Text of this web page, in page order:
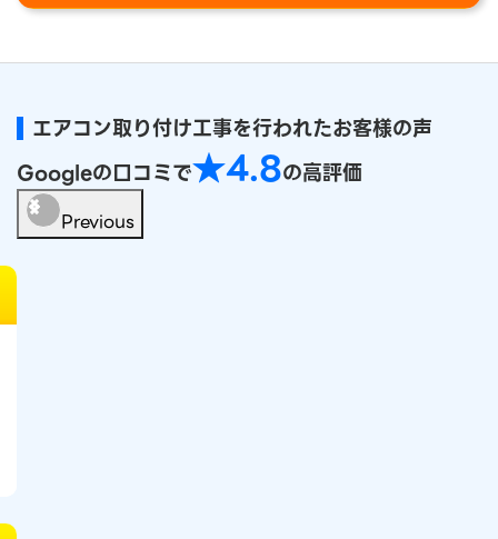
エアコン取り付け工事を行われたお客様の声
Googleの口コミで★4.8の高評価
Previous